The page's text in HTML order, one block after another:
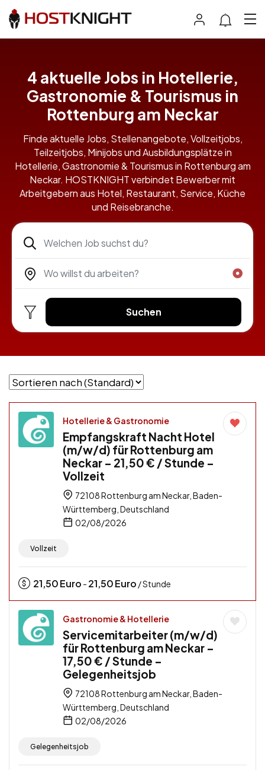
4 aktuelle Jobs in Hotellerie,
Gastronomie & Tourismus in
Rottenburg am Neckar
Finde aktuelle Jobs, Stellenangebote, Vollzeitjobs,
Teilzeitjobs, Minijobs und Ausbildungsplätze in
Hotellerie, Gastronomie & Tourismus in Rottenburg am
Neckar. HOSTKNIGHT verbindet Bewerber mit
Arbeitgebern aus Hotel, Restaurant, Service, Küche
und Reisebranche.
Suchen
Hotellerie & Gastronomie
Empfangskraft Nacht Hotel
(m/w/d) für Rottenburg am
Neckar – 21,50 € / Stunde –
Vollzeit
72108 Rottenburg am Neckar, Baden-
Württemberg, Deutschland
02/08/2026
Vollzeit
21,50Euro - 21,50Euro / Stunde
Gastronomie & Hotellerie
Servicemitarbeiter (m/w/d)
für Rottenburg am Neckar –
17,50 € / Stunde –
Gelegenheitsjob
72108 Rottenburg am Neckar, Baden-
Württemberg, Deutschland
02/08/2026
Gelegenheitsjob